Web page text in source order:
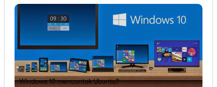
Windows 10 mencontek Ubuntu?